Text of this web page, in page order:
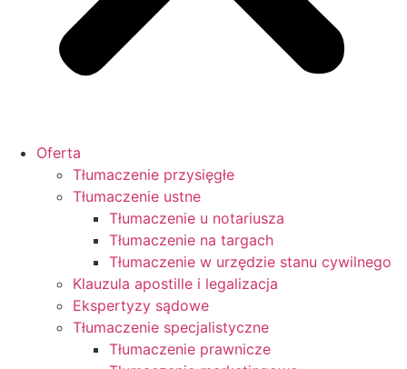
Oferta
Tłumaczenie przysięgłe
Tłumaczenie ustne
Tłumaczenie u notariusza
Tłumaczenie na targach
Tłumaczenie w urzędzie stanu cywilnego
Klauzula apostille i legalizacja
Ekspertyzy sądowe
Tłumaczenie specjalistyczne
Tłumaczenie prawnicze